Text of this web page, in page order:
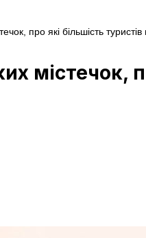
про які більшість
містечок,